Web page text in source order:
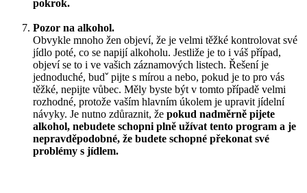
pokrok.
Pozor na alkohol.
Obvykle mnoho žen objeví, že je velmi těžké kontrolovat své
jídlo poté, co se napijí alkoholu. Jestliže je to i váš případ,
objeví se to i ve vašich záznamových listech. Řešení je
jednoduché, budˇ pijte s mírou a nebo, pokud je to pro vás
těžké, nepijte vůbec. Měly byste být v tomto případě velmi
rozhodné, protože vaším hlavním úkolem je upravit jídelní
návyky. Je nutno zdůraznit, že pokud nadměrně pijete
alkohol, nebudete schopni plně užívat tento program a je
nepravděpodobné, že budete schopné překonat své
problémy s jídlem.